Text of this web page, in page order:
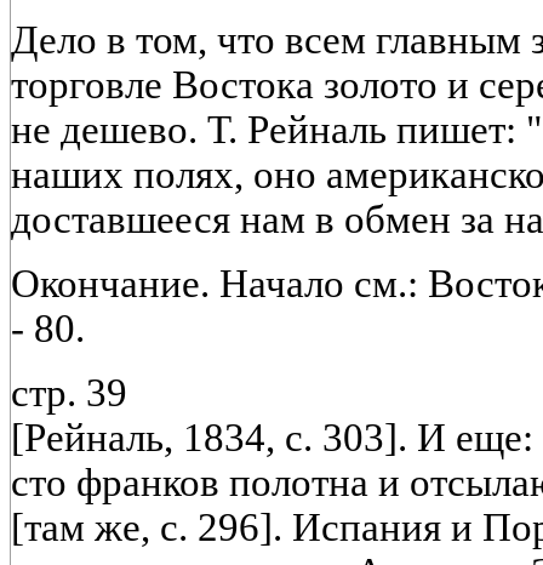
Дело в том, что всем главным
торговле Востока золото и
не дешево. Т. Рейналь пишет:
наших полях, оно
доставшееся нам в обмен за
Окончание. Начало см.:
- 80.
стр. 39
[Рейналь, 1834, с. 303]. И
сто франков полотна и
[там же, с. 296]. Испания и